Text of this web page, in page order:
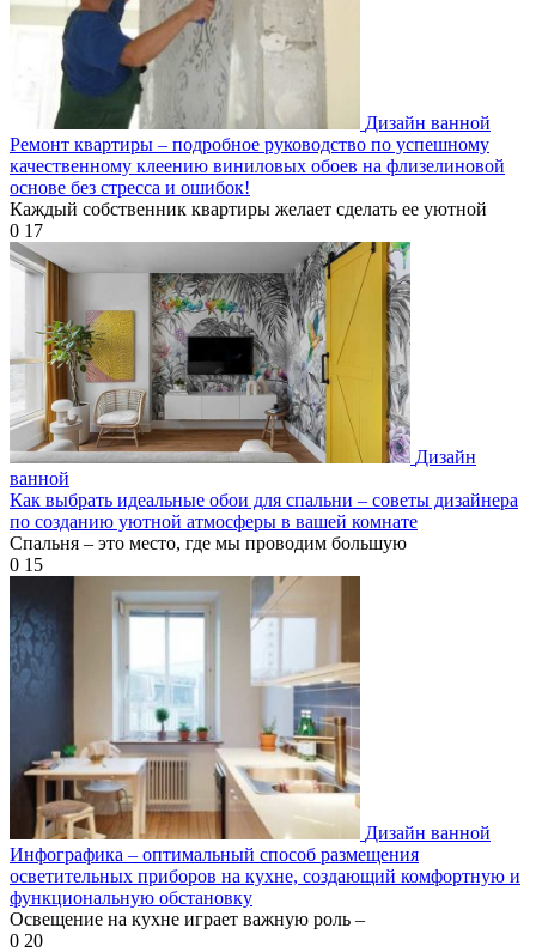
Дизайн ванной
Ремонт квартиры – подробное руководство по успешному
качественному клеению виниловых обоев на флизелиновой
основе без стресса и ошибок!
Каждый собственник квартиры желает сделать ее уютной
0 17
Дизайн
ванной
Как выбрать идеальные обои для спальни – советы дизайнера
по созданию уютной атмосферы в вашей комнате
Спальня – это место, где мы проводим большую
0 15
Дизайн ванной
Инфографика – оптимальный способ размещения
осветительных приборов на кухне, создающий комфортную и
функциональную обстановку
Освещение на кухне играет важную роль –
0 20